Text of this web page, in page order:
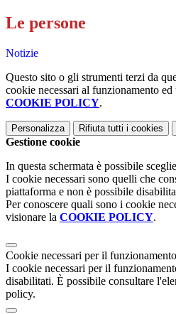
Le persone
Notizie
Questo sito o gli strumenti terzi da
cookie necessari al funzionamento
COOKIE POLICY.
Personalizza Rifiuta tutti i cookies
Gestione cookie
In questa schermata è possibile
I cookie necessari sono quelli che
piattaforma e non è possibile
Per conoscere quali sono i cookie
visionare la COOKIE POLICY.
Cookie necessari per il funzionamento
I cookie necessari per il
disabilitati. È possibile consultare
policy.